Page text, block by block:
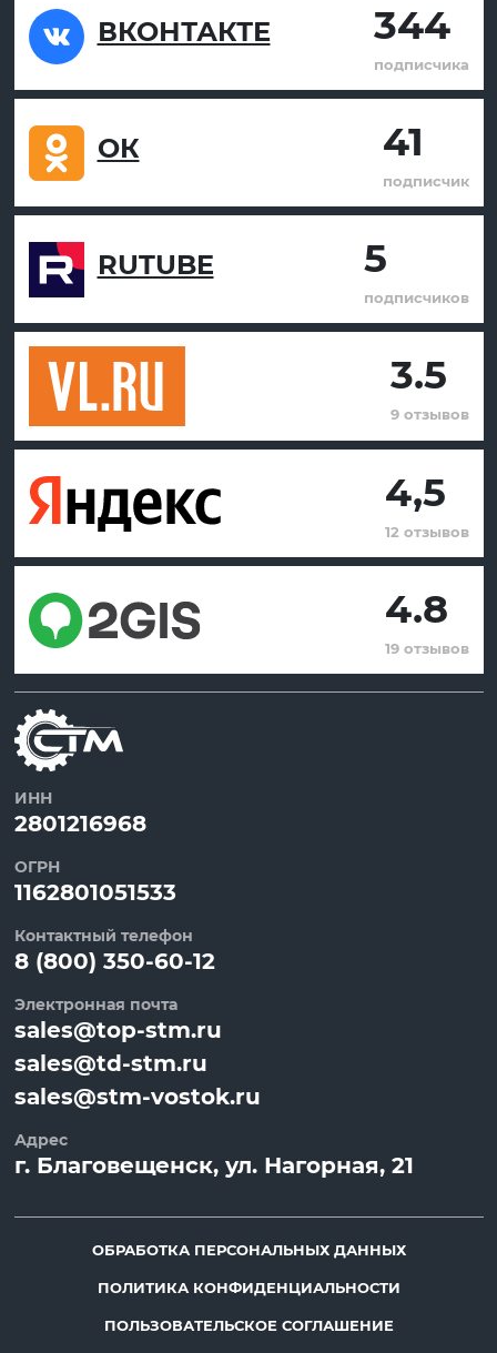
ВКОНТАКТЕ 344
подписчика
ОК 41
подписчик
RUTUBE 5
подписчиков
3.5
9 отзывов
4,5
12 отзывов
4.8
19 отзывов
ИНН
2801216968
ОГРН
1162801051533
Контактный телефон
8 (800) 350-60-12
Электронная почта
sales@top-stm.ru
sales@td-stm.ru
sales@stm-vostok.ru
Адрес
г. Благовещенск, ул. Нагорная, 21
ОБРАБОТКА ПЕРСОНАЛЬНЫХ ДАННЫХ
ПОЛИТИКА КОНФИДЕНЦИАЛЬНОСТИ
ПОЛЬЗОВАТЕЛЬСКОЕ СОГЛАШЕНИЕ